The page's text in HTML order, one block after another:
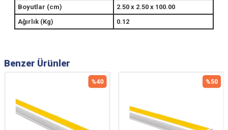
Boyutlar (cm)
2.50 x 2.50 x 100.00
Ağırlık (Kg)
0.12
Benzer Ürünler
%40 %50